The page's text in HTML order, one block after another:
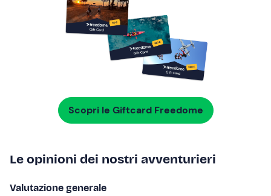
Scopri le Giftcard Freedome
Le opinioni dei nostri avventurieri
Valutazione generale